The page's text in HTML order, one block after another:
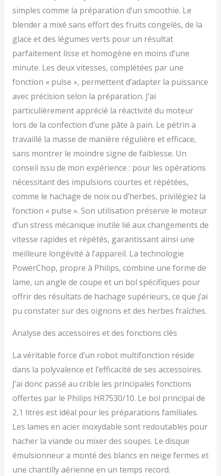
simples comme la préparation d’un smoothie. Le
blender a mixé sans effort des fruits congelés, de la
glace et des légumes verts pour un résultat
parfaitement lisse et homogène en moins d’une
minute. Les deux vitesses, complétées par une
fonction « pulse », permettent d’adapter la puissance
avec précision selon la préparation. J’ai
particulièrement apprécié la réactivité du moteur
lors de la confection d’une pâte à pain. Le pétrin a
travaillé la masse de manière régulière et efficace,
sans montrer le moindre signe de faiblesse. Un
conseil issu de mon expérience : pour les opérations
nécessitant des impulsions courtes et répétées,
comme le hachage de noix ou d’herbes, privilégiez la
fonction « pulse ». Son utilisation préserve le moteur
d’un stress mécanique inutile lié aux changements de
vitesse rapides et répétés, garantissant ainsi une
meilleure longévité à l’appareil. La technologie
PowerChop, propre à Philips, combine une forme de
lame, un angle de coupe et un bol spécifiques pour
offrir des résultats de hachage supérieurs, ce que j’ai
pu constater sur des oignons et des herbes fraîches.
Analyse des accessoires et des fonctions clés
La véritable force d’un robot multifonction réside
dans la polyvalence et l’efficacité de ses accessoires.
J’ai donc passé au crible les principales fonctions
offertes par le Philips HR7530/10. Le bol principal de
2,1 litres est idéal pour les préparations familiales.
Les lames en acier inoxydable sont redoutables pour
hacher la viande ou mixer des soupes. Le disque
émulsionneur a monté des blancs en neige fermes et
une chantilly aérienne en un temps record.